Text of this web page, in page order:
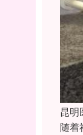
昆明
随着